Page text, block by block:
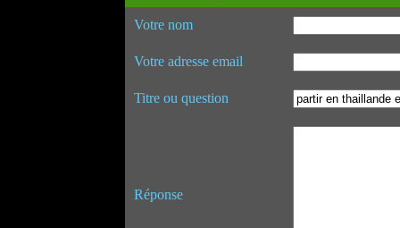
Votre nom
Votre adresse email
Titre ou question
Réponse